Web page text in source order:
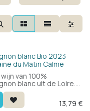
blanc Bio 2023
du Matin Calme
van 100%
blanc uit de Loire.
zuiver, lekker.
blanc met frisheid
Hoort niet thuis
13,79 €